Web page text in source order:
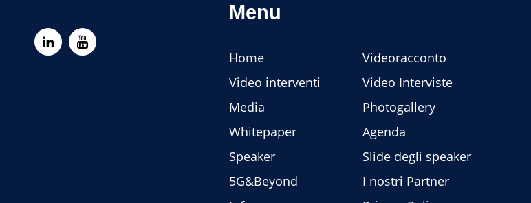
Menu
Home
Videoracconto
Video interventi
Video Interviste
Media
Photogallery
Whitepaper
Agenda
Speaker
Slide degli speaker
5G&Beyond
I nostri Partner